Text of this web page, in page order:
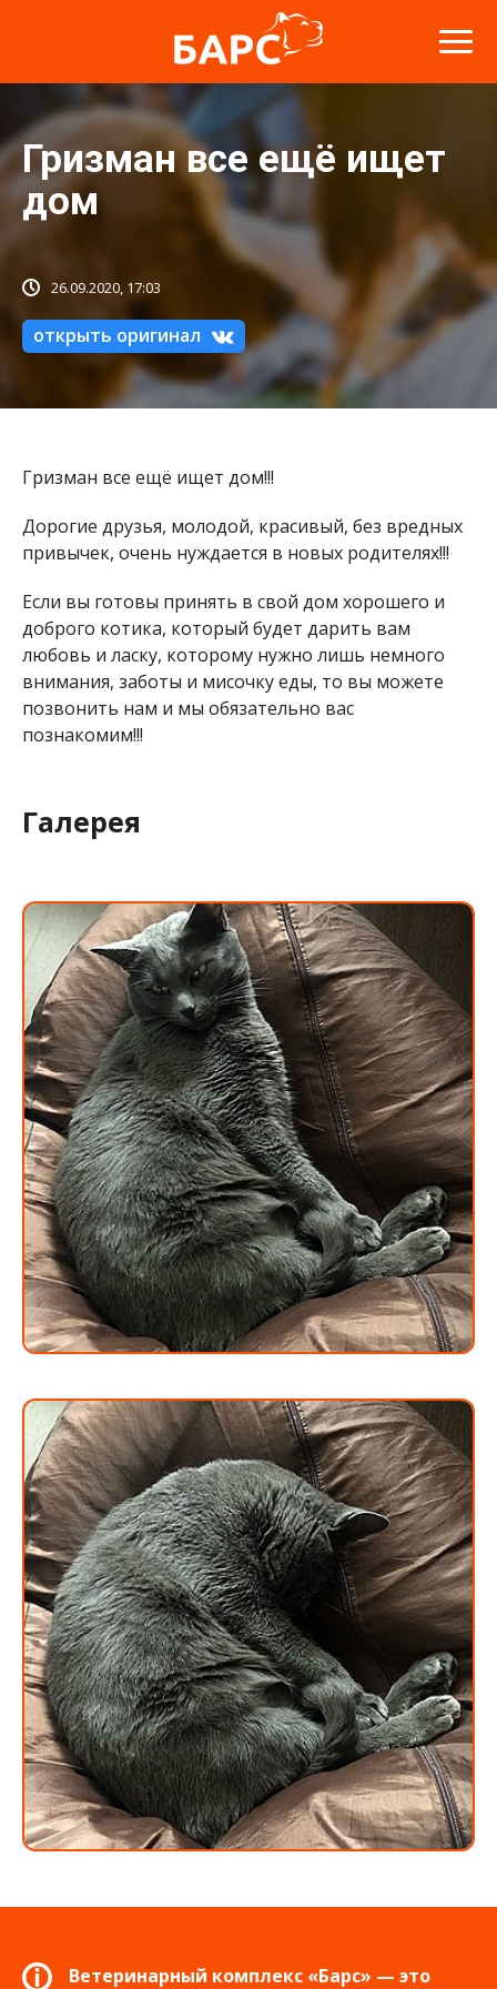
Гризман все ещё ищет
дом
26.09.2020, 17:03
открыть оригинал
Гризман все ещё ищет дом!!!
Дорогие друзья, молодой, красивый, без вредных
привычек, очень нуждается в новых родителях!!!
Если вы готовы принять в свой дом хорошего и
доброго котика, который будет дарить вам
любовь и ласку, которому нужно лишь немного
внимания, заботы и мисочку еды, то вы можете
позвонить нам и мы обязательно вас
познакомим!!!
Галерея
Ветеринарный комплекс «Барс» — это